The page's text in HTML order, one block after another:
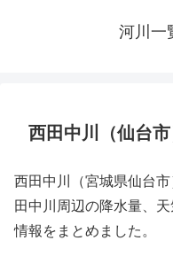
河川一
西田中川（仙台
西田中川（宮城県仙台
田中川周辺の降水量、
情報をまとめました。